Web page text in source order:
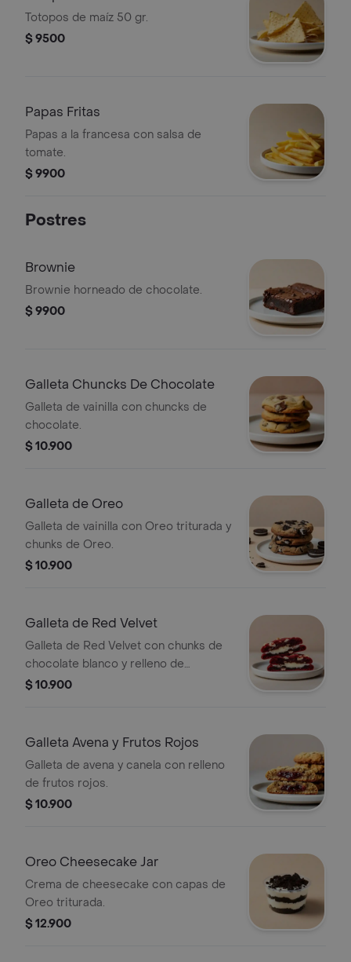
Totopos de maíz 50 gr.
$ 9500
Papas Fritas
Papas a la francesa con salsa de
tomate.
$ 9900
Postres
Brownie
Brownie horneado de chocolate.
$ 9900
Galleta Chuncks De Chocolate
Galleta de vainilla con chuncks de
chocolate.
$ 10.900
Galleta de Oreo
Galleta de vainilla con Oreo triturada y
chunks de Oreo.
$ 10.900
Galleta de Red Velvet
Galleta de Red Velvet con chunks de
chocolate blanco y relleno de
Cheesecake.
$ 10.900
Galleta Avena y Frutos Rojos
Galleta de avena y canela con relleno
de frutos rojos.
$ 10.900
Oreo Cheesecake Jar
Crema de cheesecake con capas de
Oreo triturada.
$ 12.900